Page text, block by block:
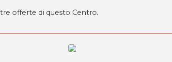
offerte di questo Centro.